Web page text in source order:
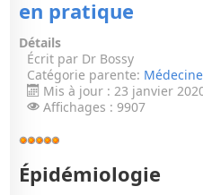
en pratique
Détails
Écrit par Dr Bossy
Catégorie parente:
Mis à jour : 23 janvier
Affichages : 9907
Vote
Épidémiologie